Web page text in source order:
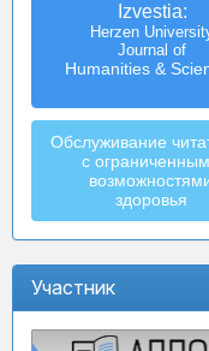
Izvestia:
Herzen
Journal of
Humanities &
Обслуживание
с
здоровья
Участник